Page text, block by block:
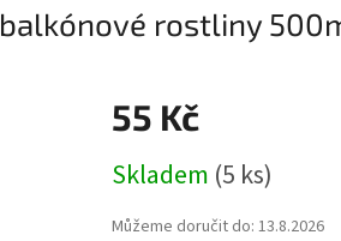
balkónové rostliny
55 Kč
cena:
Skladem (5 ks)
Můžeme doručit do: 13.8.2026